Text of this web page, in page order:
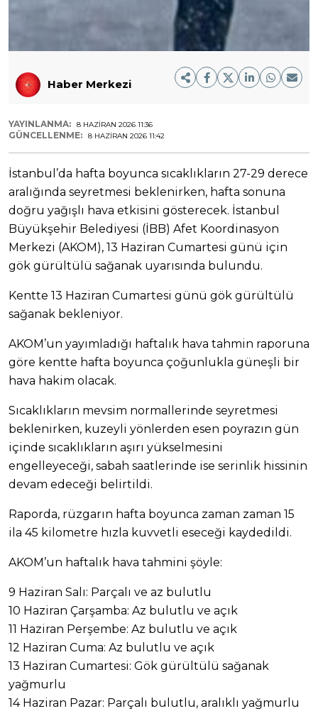
Haber Merkezi
YAYINLANMA: 8 HAZIRAN 2026 11:36
GÜNCELLENME: 8 HAZIRAN 2026 11:42
İstanbul’da hafta boyunca sıcaklıkların 27-29 derece
aralığında seyretmesi beklenirken, hafta sonuna
doğru yağışlı hava etkisini gösterecek. İstanbul
Büyükşehir Belediyesi (İBB) Afet Koordinasyon
Merkezi (AKOM), 13 Haziran Cumartesi günü için
gök gürültülü sağanak uyarısında bulundu.
Kentte 13 Haziran Cumartesi günü gök gürültülü
sağanak bekleniyor.
AKOM’un yayımladığı haftalık hava tahmin raporuna
göre kentte hafta boyunca çoğunlukla güneşli bir
hava hakim olacak.
Sıcaklıkların mevsim normallerinde seyretmesi
beklenirken, kuzeyli yönlerden esen poyrazın gün
içinde sıcaklıkların aşırı yükselmesini
engelleyeceği, sabah saatlerinde ise serinlik hissinin
devam edeceği belirtildi.
Raporda, rüzgarın hafta boyunca zaman zaman 15
ila 45 kilometre hızla kuvvetli eseceği kaydedildi.
AKOM’un haftalık hava tahmini şöyle:
9 Haziran Salı: Parçalı ve az bulutlu
10 Haziran Çarşamba: Az bulutlu ve açık
11 Haziran Perşembe: Az bulutlu ve açık
12 Haziran Cuma: Az bulutlu ve açık
13 Haziran Cumartesi: Gök gürültülü sağanak
yağmurlu
14 Haziran Pazar: Parçalı bulutlu, aralıklı yağmurlu